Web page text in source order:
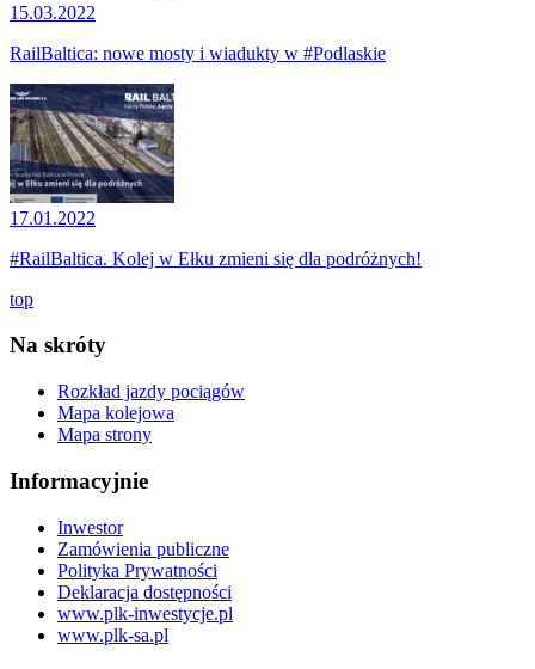
15.03.2022
RailBaltica: nowe mosty i wiadukty w #Podlaskie
17.01.2022
#RailBaltica. Kolej w Ełku zmieni się dla podróżnych!
top
Na skróty
Rozkład jazdy pociągów
Mapa kolejowa
Mapa strony
Informacyjnie
Inwestor
Zamówienia publiczne
Polityka Prywatności
Deklaracja dostępności
www.plk-inwestycje.pl
www.plk-sa.pl